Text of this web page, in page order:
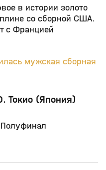
в истории золото
со сборной США.
с Францией
мужская сборная
Токио (Япония)